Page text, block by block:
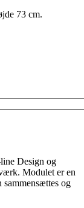
73 cm.
Design og
Modulet er en
sammensættes og